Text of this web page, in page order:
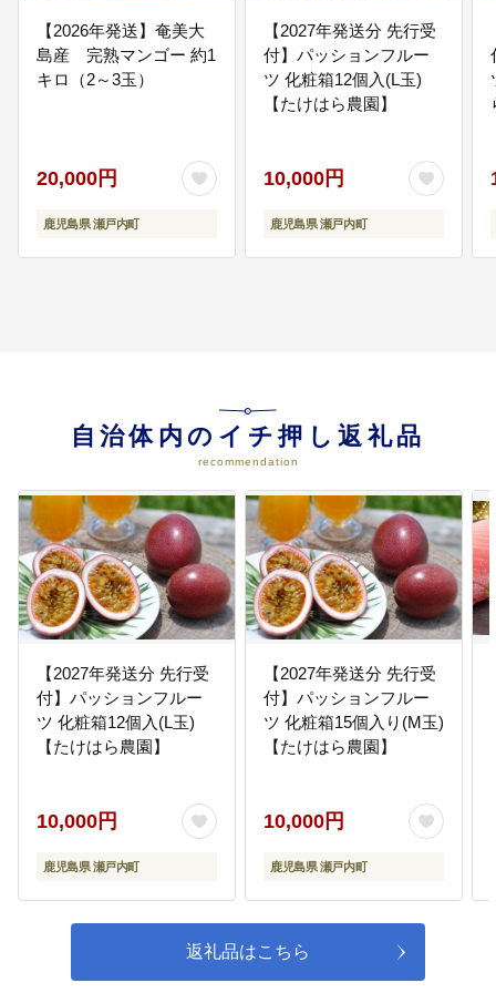
の伝承活動への支援 ・観光拠点施
設の補修整備及び観光案内版等の
整備促進 等
・住民自治の醸成及び地域コミュ
ニティ活動の支援 ・地域防災・防
犯組織の育成及び防災・防犯体制
【2026年発送】奄美大
島産 完熟マンゴー 約1
キロ（2～3玉）
20,000円
鹿児島県 瀬戸内町
【2027年発送分 先行受
付】パッションフルー
ツ 化粧箱12個入(L玉)
【たけはら農園】
10,000円
鹿児島県 瀬戸内町
自治体内のイチ押し返礼品
recommendation
【2027年発送分 先行受
付】パッションフルー
ツ 化粧箱12個入(L玉)
【たけはら農園】
10,000円
鹿児島県 瀬戸内町
【2027年発送分 先行受
付】パッションフルー
ツ 化粧箱15個入り(M玉)
【たけはら農園】
10,000円
鹿児島県 瀬戸内町
返礼品はこちら